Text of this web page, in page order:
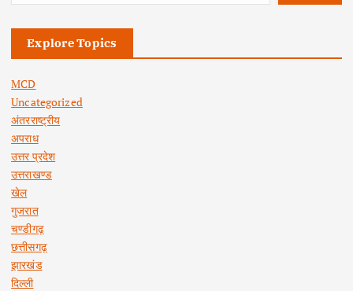
Explore Topics
MCD
Uncategorized
अंतरराष्ट्रीय
अपराध
उत्तर प्रदेश
उत्तराखण्ड
खेल
गुजरात
चण्डीगढ़
छत्तीसगढ़
झारखंड
दिल्ली